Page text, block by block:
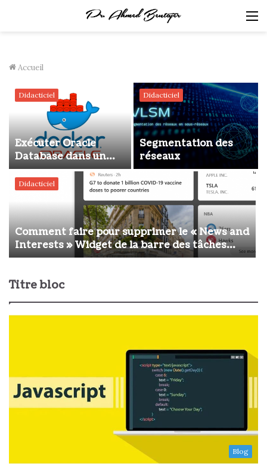
Accueil
Didacticiel
Exécuter Oracle
Database dans un
conteneur Docker à
l’aide de Docker
Didacticiel
Segmentation des
réseaux
Didacticiel
Comment faire pour supprimer le « News and
Interests » Widget de la barre des tâches
(Windows 10 21H2)
Titre bloc
Blog